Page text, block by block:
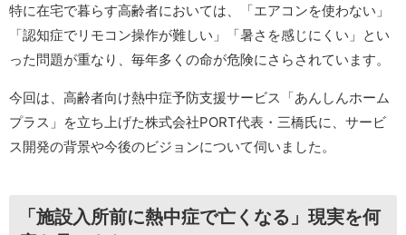
特に在宅で暮らす高齢者においては、「エアコンを使わない」
「認知症でリモコン操作が難しい」「暑さを感じにくい」とい
った問題が重なり、毎年多くの命が危険にさらされています。
今回は、高齢者向け熱中症予防支援サービス「あんしんホーム
プラス」を立ち上げた株式会社PORT代表・三橋氏に、サービ
ス開発の背景や今後のビジョンについて伺いました。
「施設入所前に熱中症で亡くなる」現実を何